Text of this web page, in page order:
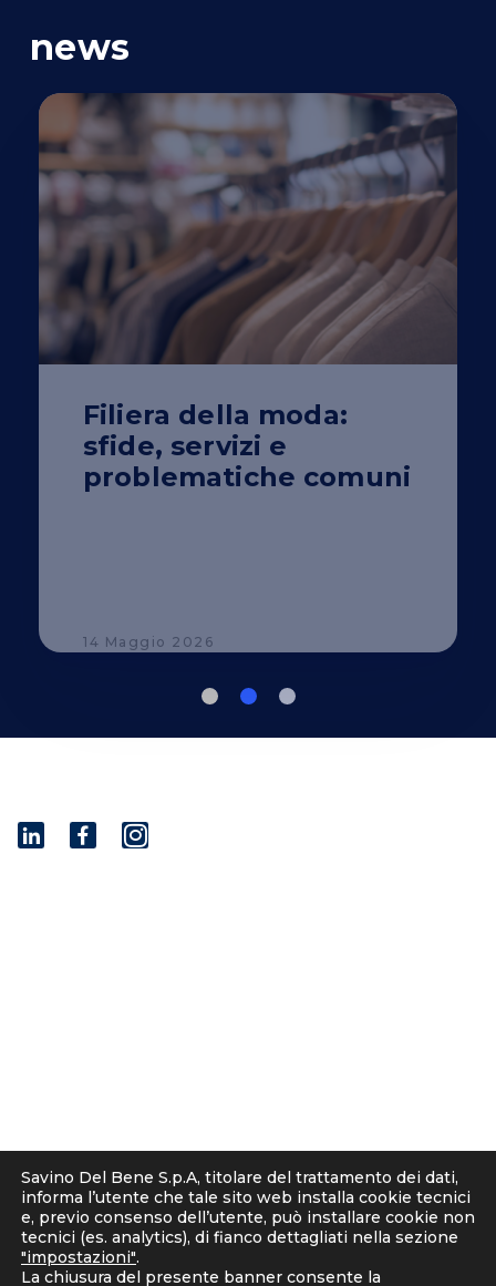
news
Filiera della moda:
sfide, servizi e
problematiche comuni
14 Maggio 2026
I
Informativa Candidati
Note Legali
Corporate Compliance
D. Lgs. 231/2001 e Organismo di Vigilanza
Savino Del Bene S.p.A, titolare del trattamento dei dati,
informa l’utente che tale sito web installa cookie tecnici
e, previo consenso dell’utente, può installare cookie non
tecnici (es. analytics), di fianco dettagliati nella sezione
"impostazioni".
La chiusura del presente banner consente la